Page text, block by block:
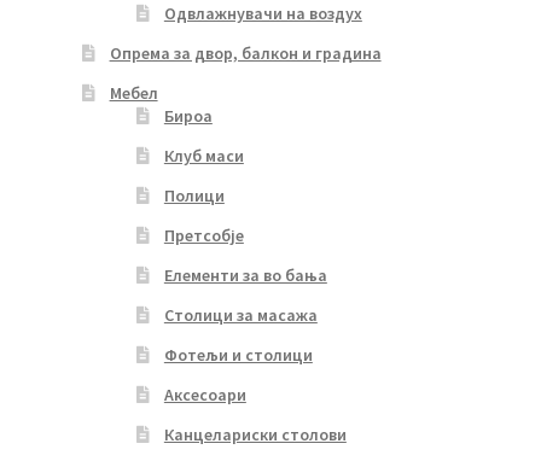
Одвлажнувачи на воздух
Опрема за двор, балкон и градина
Мебел
Бироа
Клуб маси
Полици
Претсобје
Елементи за во бања
Столици за масажа
Фотељи и столици
Аксесоари
Канцелариски столови